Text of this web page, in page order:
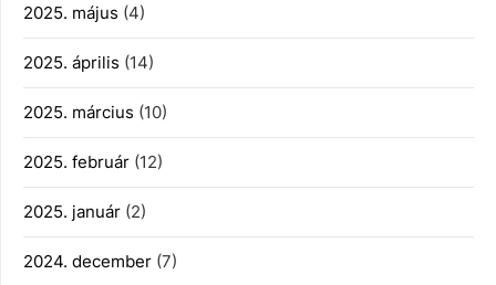
2025. május (4)
2025. április (14)
2025. március (10)
2025. február (12)
2025. január (2)
2024. december (7)